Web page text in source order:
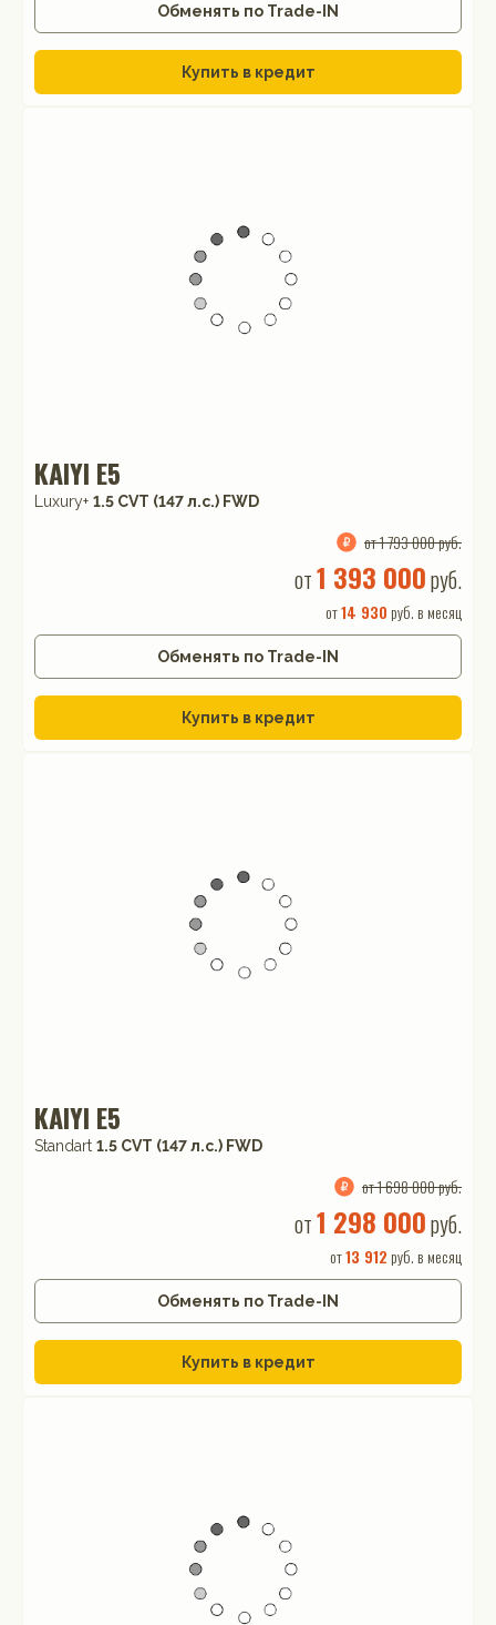
Обменять по Trade-IN
Купить в кредит
KAIYI E5
Luxury+ 1.5 CVT (147 л.с.) FWD
от 1 793 000 руб.
от1 393 000руб.
от14 930 руб. в месяц
Обменять по Trade-IN
Купить в кредит
KAIYI E5
Standart 1.5 CVT (147 л.с.) FWD
от 1 698 000 руб.
от1 298 000руб.
от13 912 руб. в месяц
Обменять по Trade-IN
Купить в кредит